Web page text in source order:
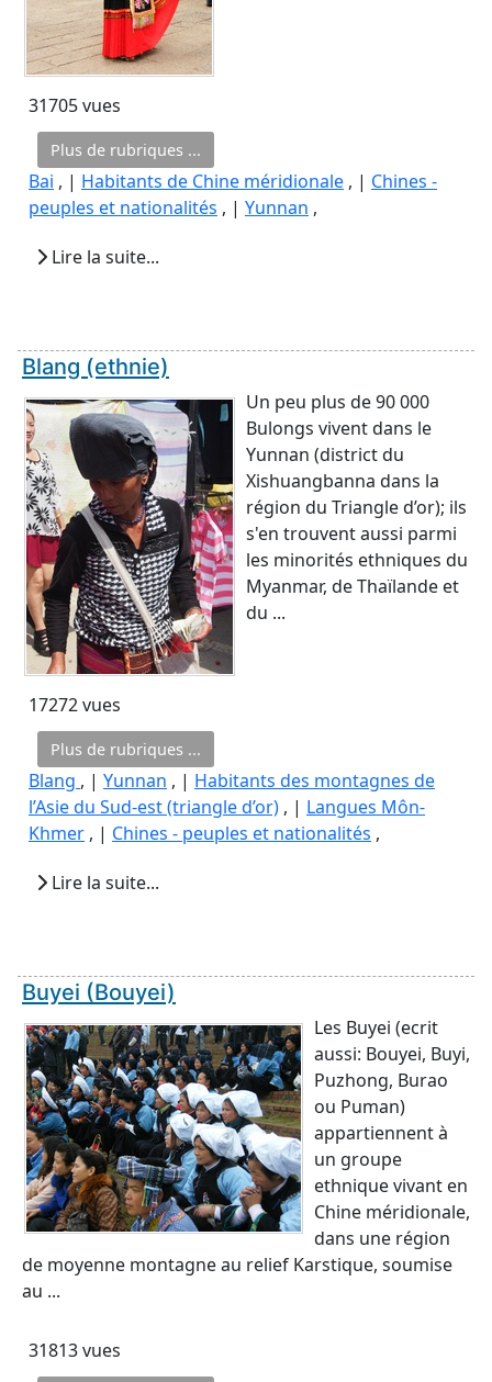
31705 vues
Plus de rubriques ...
Bai , | Habitants de Chine méridionale , | Chines -
peuples et nationalités , | Yunnan ,
Lire la suite...
Blang (ethnie)
Un peu plus de 90 000
Bulongs vivent dans le
Yunnan (district du
Xishuangbanna dans la
région du Triangle d’or); ils
s'en trouvent aussi parmi
les minorités ethniques du
Myanmar, de Thaïlande et
du ...
17272 vues
Plus de rubriques ...
Blang , | Yunnan , | Habitants des montagnes de
l’Asie du Sud-est (triangle d’or) , | Langues Môn-
Khmer , | Chines - peuples et nationalités ,
Lire la suite...
Buyei (Bouyei)
Les Buyei (ecrit
aussi: Bouyei, Buyi,
Puzhong, Burao
ou Puman)
appartiennent à
un groupe
ethnique vivant en
Chine méridionale,
dans une région
de moyenne montagne au relief Karstique, soumise
au ...
31813 vues